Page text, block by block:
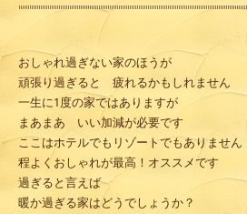
おしゃれ過ぎない家のほうが
頑張り過ぎると 疲れるかもしれません
一生に1度の家ではありますが
まあまあ いい加減が必要です
ここはホテルでもリゾートでもありません
程よくおしゃれが最高！オススメです
過ぎると言えば
暖か過ぎる家はどうでしょうか？